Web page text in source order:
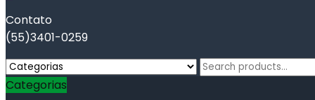
Contato
(55)3401-0259
Search
Categorias